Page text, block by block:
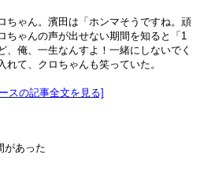
ちゃん。濱田は「ホンマそうですね。頑
ちゃんの声が出せない期間を知ると「1
、俺、一生なんすよ！一緒にしないでく
て、クロちゃんも笑っていた。
スの記事全文を見る]
があった